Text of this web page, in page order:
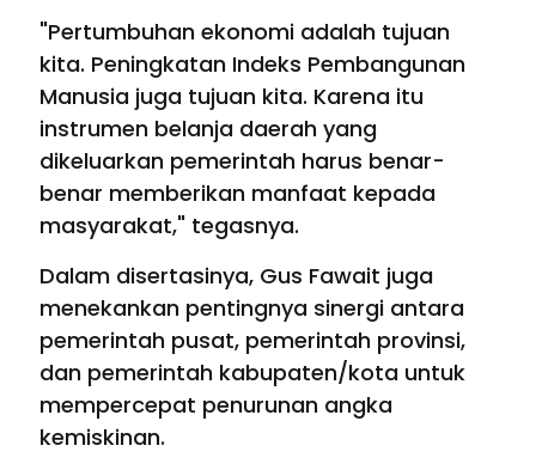
"Pertumbuhan ekonomi adalah tujuan
kita. Peningkatan Indeks Pembangunan
Manusia juga tujuan kita. Karena itu
instrumen belanja daerah yang
dikeluarkan pemerintah harus benar-
benar memberikan manfaat kepada
masyarakat," tegasnya.
Dalam disertasinya, Gus Fawait juga
menekankan pentingnya sinergi antara
pemerintah pusat, pemerintah provinsi,
dan pemerintah kabupaten/kota untuk
mempercepat penurunan angka
kemiskinan.